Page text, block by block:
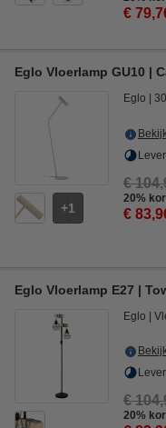
€
Eglo Vloerlamp GU10 |
1
Eglo
€
20%
€
Eglo Vloerlamp E27 |
Eglo
€
20%